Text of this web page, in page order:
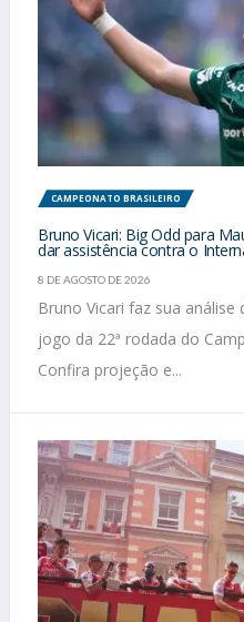
CAMPEONATO BRASILEIRO
Bruno Vicari: Big Odd para
dar assistência contra o
8 DE AGOSTO DE 2026
Bruno Vicari faz sua
jogo da 22ª rodada do
Confira projeção e...